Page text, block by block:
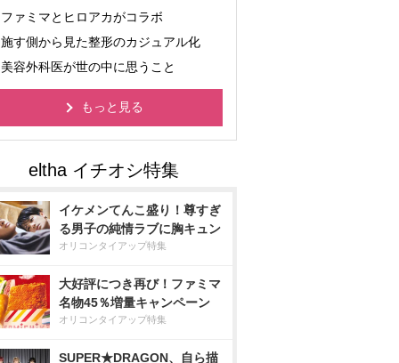
ファミマとヒロアカがコラボ
施す側から見た整形のカジュアル化
美容外科医が世の中に思うこと
もっと見る
イケメンてんこ盛り！尊すぎ
る男子の純情ラブに胸キュン
オリコンタイアップ特集
大好評につき再び！ファミマ
名物45％増量キャンペーン
オリコンタイアップ特集
SUPER★DRAGON、自ら描